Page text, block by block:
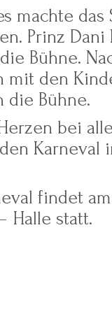
machte
Prinz Dani
Bühne.
mit den
die Bühne.
bei
Karneval
findet am
Halle statt.